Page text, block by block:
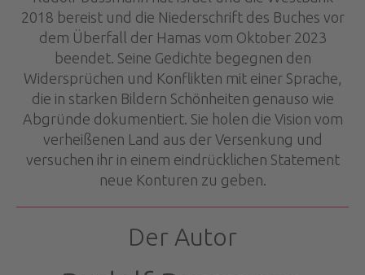
2018 bereist und die Niederschrift des Buches vor
dem Überfall der Hamas vom Oktober 2023
beendet. Seine Gedichte begegnen den
Widersprüchen und Konflikten mit einer Sprache,
die in starken Bildern Schönheiten genauso wie
Abgründe dokumentiert. Sie holen die Vision vom
verheißenen Land aus der Versenkung und
versuchen ihr in einem eindrücklichen Statement
neue Konturen zu geben.
Der Autor